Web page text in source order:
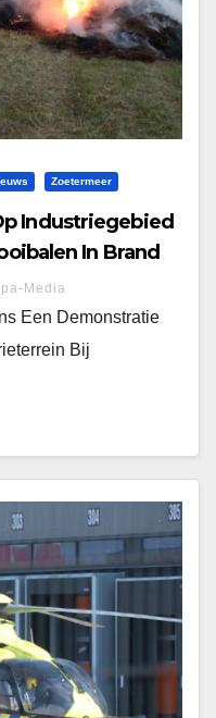
Zoetermeer
Industriegebied
In Brand
Media
Een Demonstratie
Bij